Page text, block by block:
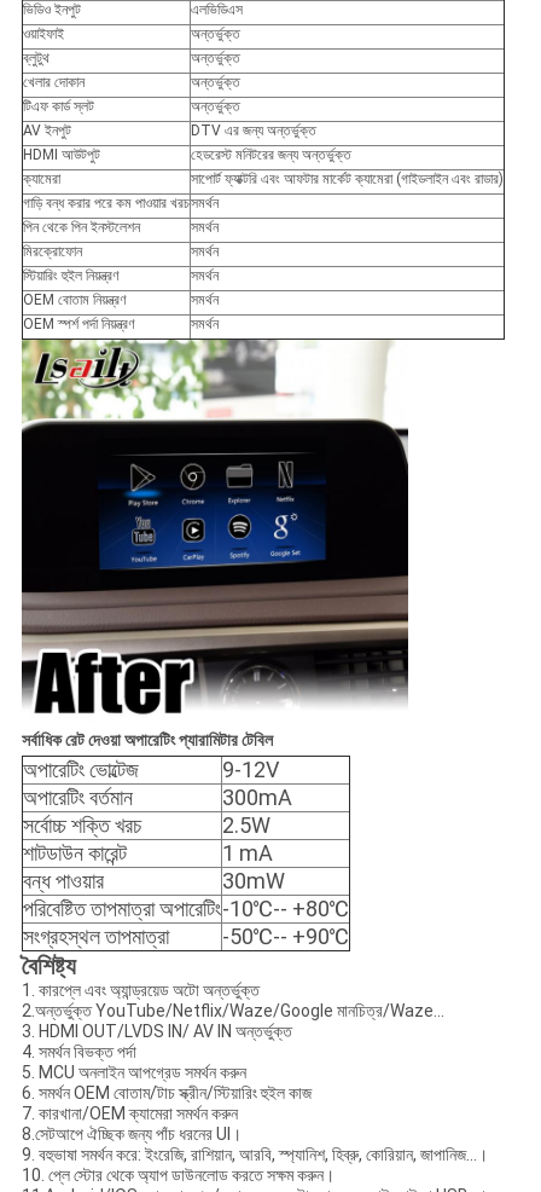
ভিডিও ইনপুট
এলভিডিএস
ওয়াইফাই
অন্তর্ভুক্ত
ব্লুটুথ
অন্তর্ভুক্ত
খেলার দোকান
অন্তর্ভুক্ত
টিএফ কার্ড স্লট
অন্তর্ভুক্ত
AV ইনপুট
DTV এর জন্য অন্তর্ভুক্ত
HDMI আউটপুট
হেডরেস্ট মনিটরের জন্য অন্তর্ভুক্ত
ক্যামেরা
সাপোর্ট ফ্যাক্টরি এবং আফটার মার্কেট ক্যামেরা (গাইডলাইন এবং রাডার)
গাড়ি বন্ধ করার পরে কম পাওয়ার খরচসমর্থন
পিন থেকে পিন ইনস্টলেশন
সমর্থন
মিরক্রোফোন
সমর্থন
স্টিয়ারিং হুইল নিয়ন্ত্রণ
সমর্থন
OEM বোতাম নিয়ন্ত্রণ
সমর্থন
OEM স্পর্শ পর্দা নিয়ন্ত্রণ
সমর্থন
সর্বাধিক রেট দেওয়া অপারেটিং প্যারামিটার টেবিল
অপারেটিং ভোল্টেজ
9-12V
অপারেটিং বর্তমান
300mA
সর্বোচ্চ শক্তি খরচ
2.5W
শাটডাউন কারেন্ট
1 mA
বন্ধ পাওয়ার
30mW
পরিবেষ্টিত তাপমাত্রা অপারেটিং-10℃-- +80℃
সংগ্রহস্থল তাপমাত্রা
-50℃-- +90℃
বৈশিষ্ট্য
1. কারপ্লে এবং অ্যান্ড্রয়েড অটো অন্তর্ভুক্ত
2.অন্তর্ভুক্ত YouTube/Netflix/Waze/Google মানচিত্র/Waze...
3. HDMI OUT/LVDS IN/ AV IN অন্তর্ভুক্ত
4. সমর্থন বিভক্ত পর্দা
5. MCU অনলাইন আপগ্রেড সমর্থন করুন
6. সমর্থন OEM বোতাম/টাচ স্ক্রীন/স্টিয়ারিং হুইল কাজ
7. কারখানা/OEM ক্যামেরা সমর্থন করুন
8.সেটআপে ঐচ্ছিক জন্য পাঁচ ধরনের UI।
9. বহুভাষা সমর্থন করে: ইংরেজি, রাশিয়ান, আরবি, স্প্যানিশ, হিব্রু, কোরিয়ান, জাপানিজ...।
10. প্লে স্টোর থেকে অ্যাপ ডাউনলোড করতে সক্ষম করুন।